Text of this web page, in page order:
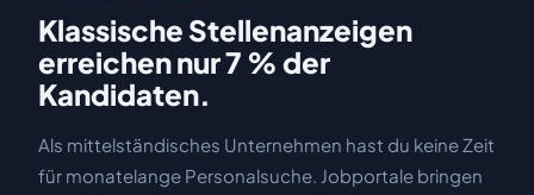
Klassische Stellenanzeigen
erreichen nur 7 % der
Kandidaten.
Als mittelständisches Unternehmen hast du keine Zeit
für monatelange Personalsuche. Jobportale bringen